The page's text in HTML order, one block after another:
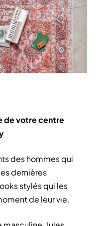
de votre centre
des hommes qui
dernières
stylés qui les
de leur vie.